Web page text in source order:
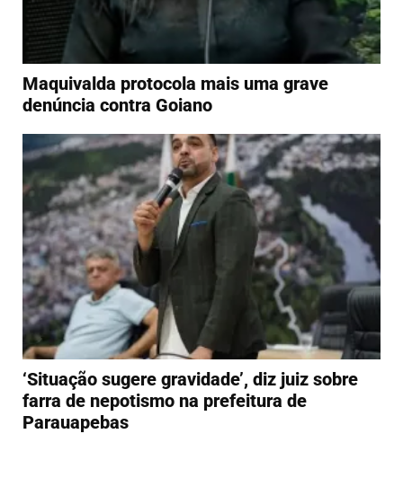
Maquivalda protocola mais uma grave
denúncia contra Goiano
‘Situação sugere gravidade’, diz juiz sobre
farra de nepotismo na prefeitura de
Parauapebas